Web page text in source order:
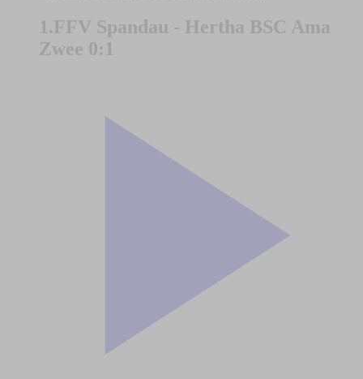
1.FFV Spandau - Hertha BSC Ama
Zwee 0:1